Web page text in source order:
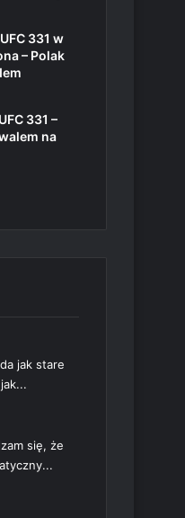
331 w
– Polak
331 –
na
jak stare
się, że